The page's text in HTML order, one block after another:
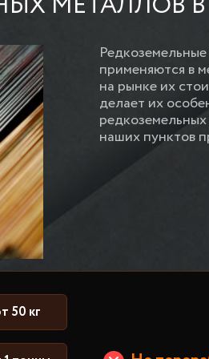
применяются в
на рынке их
делает их
наших пунктов
50 кг